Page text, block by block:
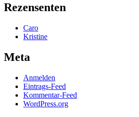
Rezensenten
Caro
Kristine
Meta
Anmelden
Eintrags-Feed
Kommentar-Feed
WordPress.org